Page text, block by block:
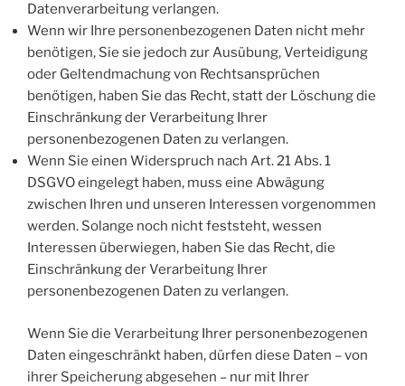
Datenverarbeitung verlangen.
Wenn wir Ihre personenbezogenen Daten nicht mehr
benötigen, Sie sie jedoch zur Ausübung, Verteidigung
oder Geltendmachung von Rechtsansprüchen
benötigen, haben Sie das Recht, statt der Löschung die
Einschränkung der Verarbeitung Ihrer
personenbezogenen Daten zu verlangen.
Wenn Sie einen Widerspruch nach Art. 21 Abs. 1
DSGVO eingelegt haben, muss eine Abwägung
zwischen Ihren und unseren Interessen vorgenommen
werden. Solange noch nicht feststeht, wessen
Interessen überwiegen, haben Sie das Recht, die
Einschränkung der Verarbeitung Ihrer
personenbezogenen Daten zu verlangen.
Wenn Sie die Verarbeitung Ihrer personenbezogenen
Daten eingeschränkt haben, dürfen diese Daten – von
ihrer Speicherung abgesehen – nur mit Ihrer